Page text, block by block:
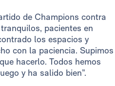
de Champions contra
pacientes en
los espacios y
con la paciencia. Supimos
hacerlo. Todos hemos
y ha salido bien”.